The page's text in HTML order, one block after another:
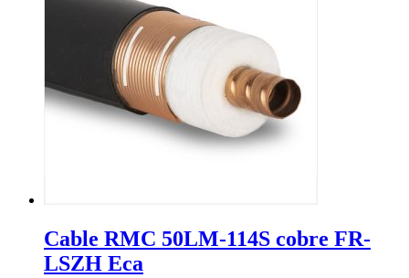
Cable RMC 50LM-114S cobre FR-
LSZH Eca